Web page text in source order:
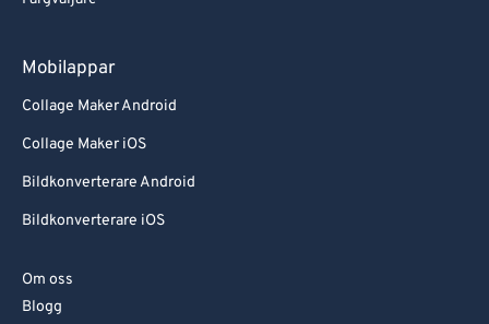
Mobilappar
Collage Maker Android
Collage Maker iOS
Bildkonverterare Android
Bildkonverterare iOS
Om oss
Blogg